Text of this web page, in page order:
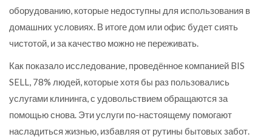
оборудованию, которые недоступны для использования в
домашних условиях. В итоге дом или офис будет сиять
чистотой, и за качество можно не переживать.
Как показало исследование, проведённое компанией BIS
SELL, 78% людей, которые хотя бы раз пользовались
услугами клининга, с удовольствием обращаются за
помощью снова. Эти услуги по-настоящему помогают
насладиться жизнью, избавляя от рутины бытовых забот.